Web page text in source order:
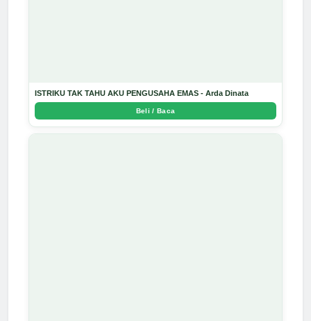
ISTRIKU TAK TAHU AKU PENGUSAHA EMAS - Arda Dinata
Beli / Baca